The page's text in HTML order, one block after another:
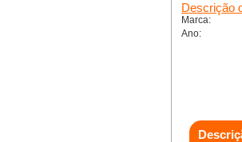
Descrição
Marca:
Ano: